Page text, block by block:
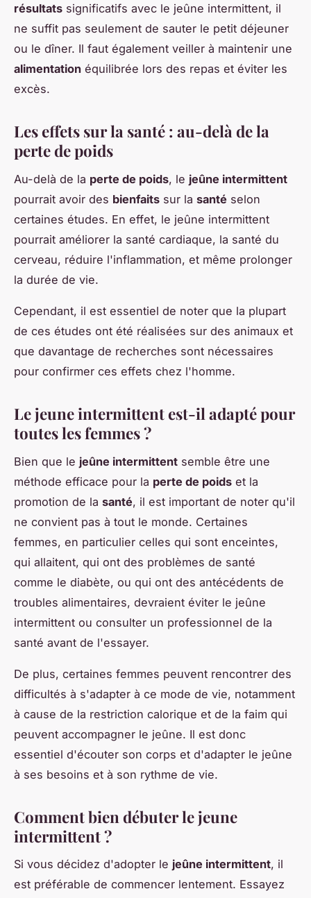
résultats significatifs avec le jeûne intermittent, il
ne suffit pas seulement de sauter le petit déjeuner
ou le dîner. Il faut également veiller à maintenir une
alimentation équilibrée lors des repas et éviter les
excès.
Les effets sur la santé : au-delà de la
perte de poids
Au-delà de la perte de poids, le jeûne intermittent
pourrait avoir des bienfaits sur la santé selon
certaines études. En effet, le jeûne intermittent
pourrait améliorer la santé cardiaque, la santé du
cerveau, réduire l'inflammation, et même prolonger
la durée de vie.
Cependant, il est essentiel de noter que la plupart
de ces études ont été réalisées sur des animaux et
que davantage de recherches sont nécessaires
pour confirmer ces effets chez l'homme.
Le jeune intermittent est-il adapté pour
toutes les femmes ?
Bien que le jeûne intermittent semble être une
méthode efficace pour la perte de poids et la
promotion de la santé, il est important de noter qu'il
ne convient pas à tout le monde. Certaines
femmes, en particulier celles qui sont enceintes,
qui allaitent, qui ont des problèmes de santé
comme le diabète, ou qui ont des antécédents de
troubles alimentaires, devraient éviter le jeûne
intermittent ou consulter un professionnel de la
santé avant de l'essayer.
De plus, certaines femmes peuvent rencontrer des
difficultés à s'adapter à ce mode de vie, notamment
à cause de la restriction calorique et de la faim qui
peuvent accompagner le jeûne. Il est donc
essentiel d'écouter son corps et d'adapter le jeûne
à ses besoins et à son rythme de vie.
Comment bien débuter le jeune
intermittent ?
Si vous décidez d'adopter le jeûne intermittent, il
est préférable de commencer lentement. Essayez